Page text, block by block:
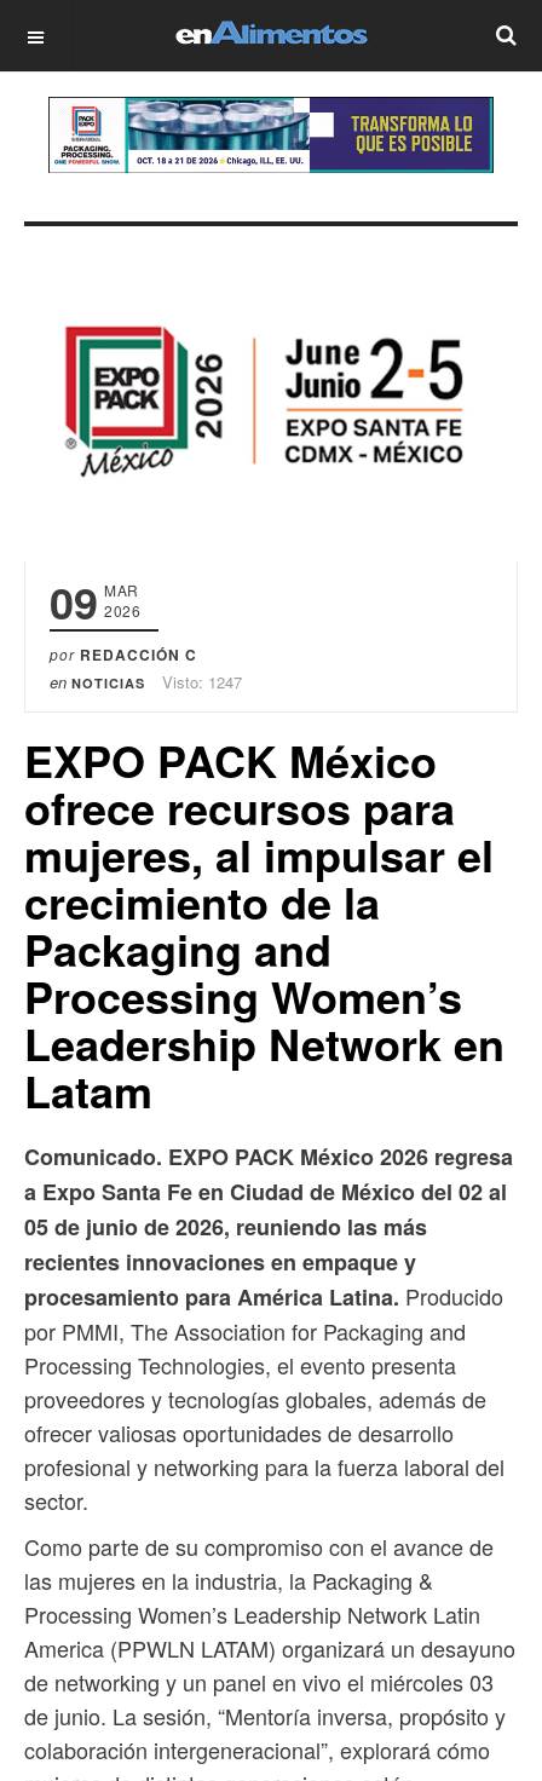
OFF CANVAS
09 MAR
2026
por REDACCIÓN C
en NOTICIAS Visto: 1247
EXPO PACK México
ofrece recursos para
mujeres, al impulsar el
crecimiento de la
Packaging and
Processing Women’s
Leadership Network en
Latam
Comunicado. EXPO PACK México 2026 regresa
a Expo Santa Fe en Ciudad de México del 02 al
05 de junio de 2026, reuniendo las más
recientes innovaciones en empaque y
procesamiento para América Latina. Producido
por PMMI, The Association for Packaging and
Processing Technologies, el evento presenta
proveedores y tecnologías globales, además de
ofrecer valiosas oportunidades de desarrollo
profesional y networking para la fuerza laboral del
sector.
Como parte de su compromiso con el avance de
las mujeres en la industria, la Packaging &
Processing Women’s Leadership Network Latin
America (PPWLN LATAM) organizará un desayuno
de networking y un panel en vivo el miércoles 03
de junio. La sesión, “Mentoría inversa, propósito y
colaboración intergeneracional”, explorará cómo